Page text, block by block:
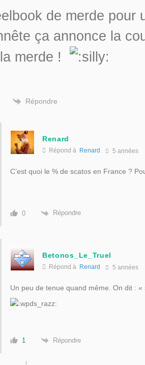
de merde pour
ça annonce la
merde !
Répondre
Renard
Répond à Renard 5 années
C’est quoi le % de scatos en France ?
0 Répondre
Betonos_Le_Truel
Répond à Renard 5 années
Un peu de tenue quand même. On dit :
1 Répondre